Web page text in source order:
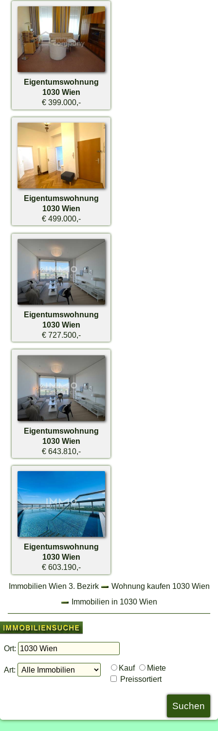
Eigentumswohnung
1030 Wien
€ 399.000,-
Eigentumswohnung
1030 Wien
€ 499.000,-
Eigentumswohnung
1030 Wien
€ 727.500,-
Eigentumswohnung
1030 Wien
€ 643.810,-
Eigentumswohnung
1030 Wien
€ 603.190,-
Immobilien Wien 3. Bezirk
Wohnung kaufen 1030 Wien
Immobilien in 1030 Wien
Ort:
Art: Kauf
Miete
Preissortiert